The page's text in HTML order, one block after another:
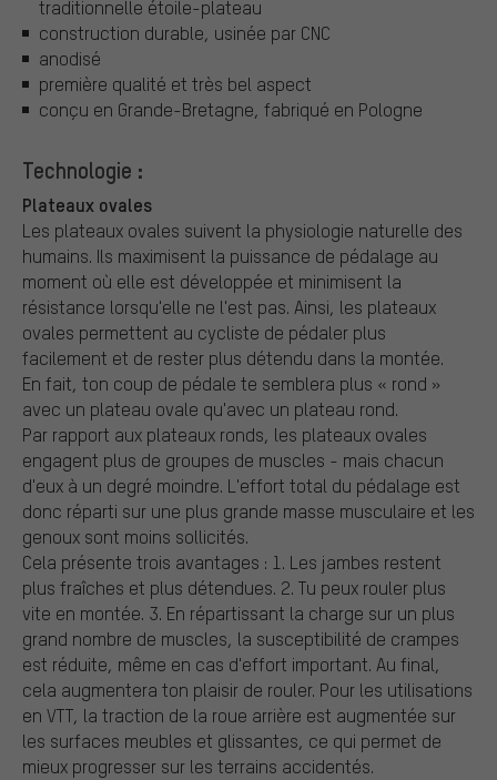
traditionnelle étoile-plateau
construction durable, usinée par CNC
anodisé
première qualité et très bel aspect
conçu en Grande-Bretagne, fabriqué en Pologne
Technologie :
Plateaux ovales
Les plateaux ovales suivent la physiologie naturelle des
humains. Ils maximisent la puissance de pédalage au
moment où elle est développée et minimisent la
résistance lorsqu'elle ne l'est pas. Ainsi, les plateaux
ovales permettent au cycliste de pédaler plus
facilement et de rester plus détendu dans la montée.
En fait, ton coup de pédale te semblera plus « rond »
avec un plateau ovale qu'avec un plateau rond.
Par rapport aux plateaux ronds, les plateaux ovales
engagent plus de groupes de muscles - mais chacun
d'eux à un degré moindre. L'effort total du pédalage est
donc réparti sur une plus grande masse musculaire et les
genoux sont moins sollicités.
Cela présente trois avantages : 1. Les jambes restent
plus fraîches et plus détendues. 2. Tu peux rouler plus
vite en montée. 3. En répartissant la charge sur un plus
grand nombre de muscles, la susceptibilité de crampes
est réduite, même en cas d'effort important. Au final,
cela augmentera ton plaisir de rouler. Pour les utilisations
en VTT, la traction de la roue arrière est augmentée sur
les surfaces meubles et glissantes, ce qui permet de
mieux progresser sur les terrains accidentés.